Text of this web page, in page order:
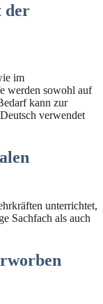
der
im
werden sowohl auf
kann zur
verwendet
unterrichtet,
Sachfach als auch